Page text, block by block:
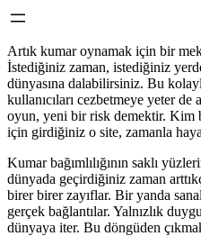
Artık kumar oynamak için bir
İstediğiniz zaman, istediğiniz
dünyasına dalabilirsiniz. Bu
kullanıcıları cezbetmeye yeter
oyun, yeni bir risk demektir. Kim
için girdiğiniz o site, zamanla
Kumar bağımlılığının saklı
dünyada geçirdiğiniz zaman
birer birer zayıflar. Bir yanda
gerçek bağlantılar. Yalnızlık
dünyaya iter. Bu döngüden